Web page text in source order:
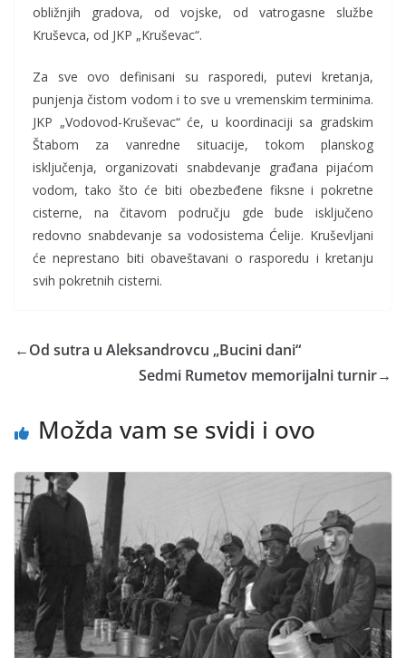
obližnjih gradova, od vojske, od vatrogasne službe
Kruševca, od JKP „Kruševac“.
Za sve ovo definisani su rasporedi, putevi kretanja,
punjenja čistom vodom i to sve u vremenskim terminima.
JKP „Vodovod-Kruševac“ će, u koordinaciji sa gradskim
Štabom za vanredne situacije, tokom planskog
isključenja, organizovati snabdevanje građana pijaćom
vodom, tako što će biti obezbeđene fiksne i pokretne
cisterne, na čitavom području gde bude isključeno
redovno snabdevanje sa vodosistema Ćelije. Kruševljani
će neprestano biti obaveštavani o rasporedu i kretanju
svih pokretnih cisterni.
←Od sutra u Aleksandrovcu „Bucini dani“
Sedmi Rumetov memorijalni turnir→
Možda vam se svidi i ovo